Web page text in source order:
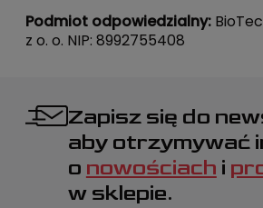
Podmiot odpowiedzialny:
z o. o. NIP: 8992755408
Zapisz się do
aby otrzymywać
o nowościach i
w sklepie.